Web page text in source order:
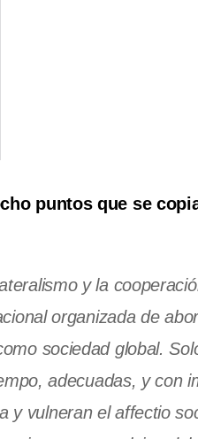
puntos que se
y la
organizada de
sociedad global.
adecuadas, y con
y vulneran el affectio